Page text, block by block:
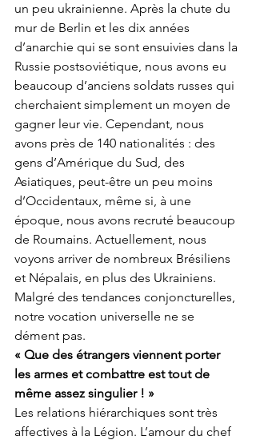
un peu ukrainienne. Après la chute du
mur de Berlin et les dix années
d’anarchie qui se sont ensuivies dans la
Russie postsoviétique, nous avons eu
beaucoup d’anciens soldats russes qui
cherchaient simplement un moyen de
gagner leur vie. Cependant, nous
avons près de 140 nationalités : des
gens d’Amérique du Sud, des
Asiatiques, peut-être un peu moins
d’Occidentaux, même si, à une
époque, nous avons recruté beaucoup
de Roumains. Actuellement, nous
voyons arriver de nombreux Brésiliens
et Népalais, en plus des Ukrainiens.
Malgré des tendances conjoncturelles,
notre vocation universelle ne se
dément pas.
« Que des étrangers viennent porter
les armes et combattre est tout de
même assez singulier ! »
Les relations hiérarchiques sont très
affectives à la Légion. L’amour du chef